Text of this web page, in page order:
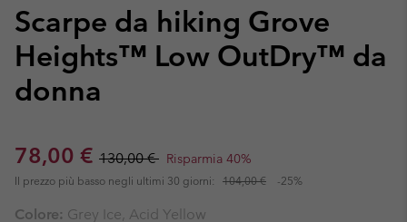
Scarpe da hiking Grove
Heights™ Low OutDry™ da
donna
Sale price:
78,00 € Regular price:
130,00 € Risparmia 40%
Il prezzo più basso negli ultimi 30 giorni: 104,00 € -25%
Colore: Grey Ice, Acid Yellow